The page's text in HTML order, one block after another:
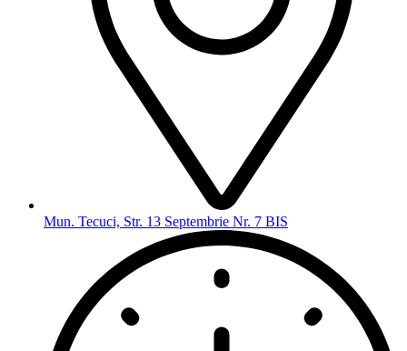
Mun. Tecuci, Str. 13 Septembrie Nr. 7 BIS